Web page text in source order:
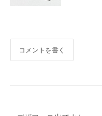
コメントを書く